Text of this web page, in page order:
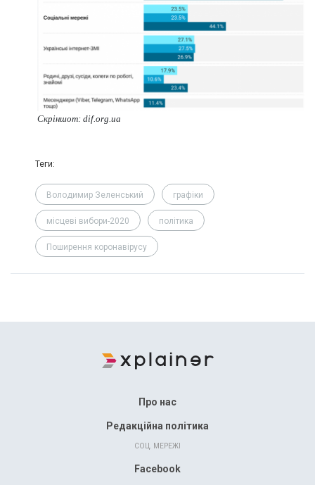
Скріншот: dif.org.ua
Теги:
Володимир Зеленський графіки
місцеві вибори-2020 політика
Поширення коронавірусу
Про нас
Редакційна політика
СОЦ. МЕРЕЖІ
Facebook